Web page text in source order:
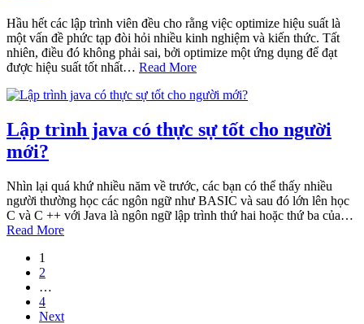
Hầu hết các lập trình viên đều cho rằng việc optimize hiệu suất là
một vấn đề phức tạp đòi hỏi nhiều kinh nghiệm và kiến thức. Tất
nhiên, điều đó không phải sai, bởi optimize một ứng dụng để đạt
được hiệu suất tốt nhất… Read More
Lập trình java có thực sự tốt cho người
mới?
Nhìn lại quá khứ nhiều năm về trước, các bạn có thể thấy nhiều
người thường học các ngôn ngữ như BASIC và sau đó lớn lên học
C và C ++ với Java là ngôn ngữ lập trình thứ hai hoặc thứ ba của…
Read More
1
2
…
4
Next